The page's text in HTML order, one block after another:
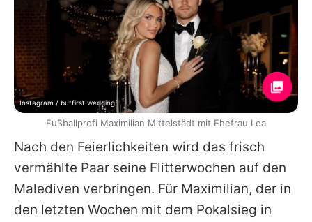
Nach den Feierlichkeiten wird das frisch
vermählte Paar seine Flitterwochen auf den
Malediven verbringen. Für Maximilian, der in
den letzten Wochen mit dem Pokalsieg in
Instagram / butfirst.wedding
Fußballprofi Maximilian Mittelstädt mit Ehefrau Lea